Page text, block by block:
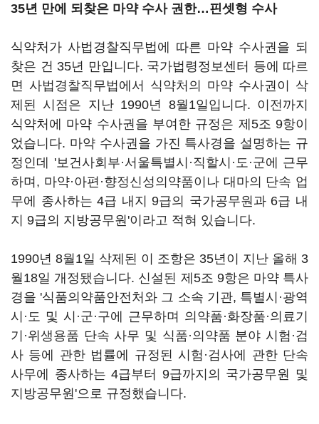
35년 만에 되찾은 마약 수사 권한…핀셋형 수사
식약처가 사법경찰직무법에 따른 마약 수사권을 되
찾은 건 35년 만입니다. 국가법령정보센터 등에 따르
면 사법경찰직무법에서 식약처의 마약 수사권이 삭
제된 시점은 지난 1990년 8월1일입니다. 이전까지
식약처에 마약 수사권을 부여한 규정은 제5조 9항이
었습니다. 마약 수사권을 가진 특사경을 설명하는 규
정인데 '보건사회부·서울특별시·직할시·도·군에 근무
하며, 마약·아편·향정신성의약품이나 대마의 단속 업
무에 종사하는 4급 내지 9급의 국가공무원과 6급 내
지 9급의 지방공무원'이라고 적혀 있습니다.
1990년 8월1일 삭제된 이 조항은 35년이 지난 올해 3
월18일 개정됐습니다. 신설된 제5조 9항은 마약 특사
경을 '식품의약품안전처와 그 소속 기관, 특별시·광역
시·도 및 시·군·구에 근무하며 의약품·화장품·의료기
기·위생용품 단속 사무 및 식품·의약품 분야 시험·검
사 등에 관한 법률에 규정된 시험·검사에 관한 단속
사무에 종사하는 4급부터 9급까지의 국가공무원 및
지방공무원'으로 규정했습니다.